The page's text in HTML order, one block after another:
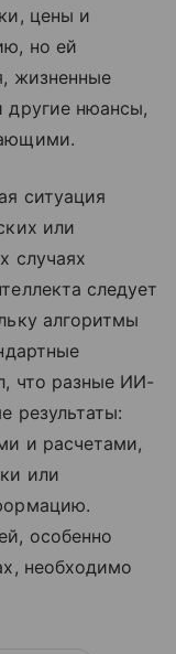
цены и
но ей
жизненные
другие нюансы,
ситуация
или
случаях
следует
алгоритмы
что разные ИИ-
результаты:
и расчетами,
или
особенно
необходимо